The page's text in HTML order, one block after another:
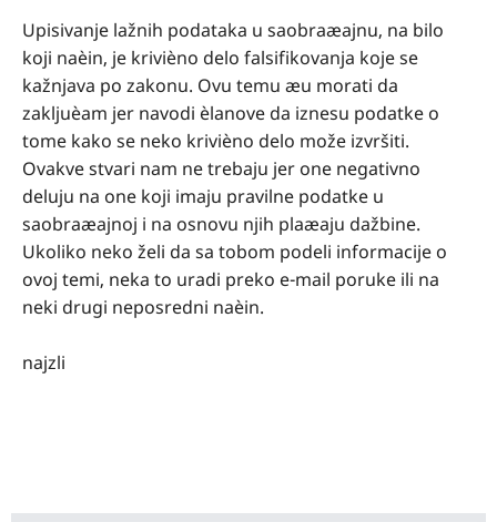
Upisivanje lažnih podataka u saobraæajnu, na bilo
koji naèin, je krivièno delo falsifikovanja koje se
kažnjava po zakonu. Ovu temu æu morati da
zakljuèam jer navodi èlanove da iznesu podatke o
tome kako se neko krivièno delo može izvršiti.
Ovakve stvari nam ne trebaju jer one negativno
deluju na one koji imaju pravilne podatke u
saobraæajnoj i na osnovu njih plaæaju dažbine.
Ukoliko neko želi da sa tobom podeli informacije o
ovoj temi, neka to uradi preko e-mail poruke ili na
neki drugi neposredni naèin.
najzli